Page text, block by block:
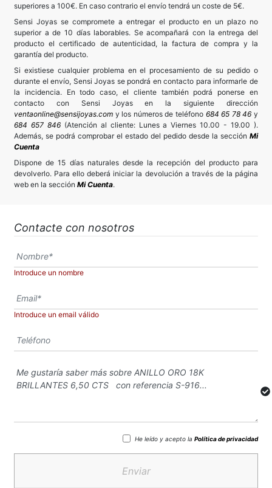
superiores a 100€. En caso contrario el envío tendrá un coste de 5€.
Sensi Joyas se compromete a entregar el producto en un plazo no
superior a de 10 días laborables. Se acompañará con la entrega del
producto el certificado de autenticidad, la factura de compra y la
garantía del producto.
Si existiese cualquier problema en el procesamiento de su pedido o
durante el envío, Sensi Joyas se pondrá en contacto para informarle de
la incidencia. En todo caso, el cliente también podrá ponerse en
contacto con Sensi Joyas en la siguiente dirección
ventaonline@sensijoyas.com y los números de teléfono 684 65 78 46 y
684 657 846(Atención al cliente: Lunes a Viernes 10.00 - 19.00 ).
Además, se podrá comprobar el estado del pedido desde la sección Mi
Cuenta
Dispone de 15 días naturales desde la recepción del producto para
devolverlo. Para ello deberá iniciar la devolución a través de la página
web en la sección Mi Cuenta.
Contacte con nosotros
Introduce un nombre
Introduce un email válido
He leído y acepto la Política de privacidad
Enviar